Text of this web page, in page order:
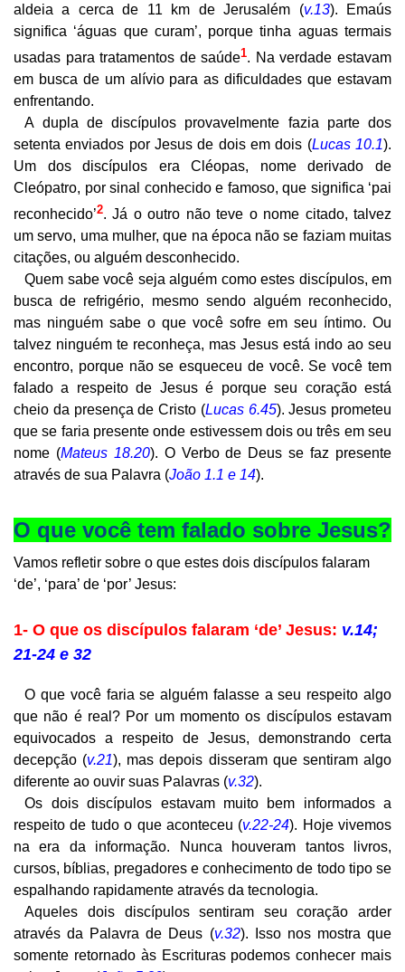
aldeia a cerca de 11 km de Jerusalém (v.13). Emaús
significa ‘águas que curam’, porque tinha aguas termais
usadas para tratamentos de saúde1. Na verdade estavam
em busca de um alívio para as dificuldades que estavam
enfrentando.
A dupla de discípulos provavelmente fazia parte dos
setenta enviados por Jesus de dois em dois (Lucas 10.1).
Um dos discípulos era Cléopas, nome derivado de
Cleópatro, por sinal conhecido e famoso, que significa ‘pai
reconhecido’2. Já o outro não teve o nome citado, talvez
um servo, uma mulher, que na época não se faziam muitas
citações, ou alguém desconhecido.
Quem sabe você seja alguém como estes discípulos, em
busca de refrigério, mesmo sendo alguém reconhecido,
mas ninguém sabe o que você sofre em seu íntimo. Ou
talvez ninguém te reconheça, mas Jesus está indo ao seu
encontro, porque não se esqueceu de você. Se você tem
falado a respeito de Jesus é porque seu coração está
cheio da presença de Cristo (Lucas 6.45). Jesus prometeu
que se faria presente onde estivessem dois ou três em seu
nome (Mateus 18.20). O Verbo de Deus se faz presente
através de sua Palavra (João 1.1 e 14).
O que você tem falado sobre Jesus?
Vamos refletir sobre o que estes dois discípulos falaram
‘de’, ‘para’ de ‘por’ Jesus:
1- O que os discípulos falaram ‘de’ Jesus: v.14;
21-24 e 32
O que você faria se alguém falasse a seu respeito algo
que não é real? Por um momento os discípulos estavam
equivocados a respeito de Jesus, demonstrando certa
decepção (v.21), mas depois disseram que sentiram algo
diferente ao ouvir suas Palavras (v.32).
Os dois discípulos estavam muito bem informados a
respeito de tudo o que aconteceu (v.22-24). Hoje vivemos
na era da informação. Nunca houveram tantos livros,
cursos, bíblias, pregadores e conhecimento de todo tipo se
espalhando rapidamente através da tecnologia.
Aqueles dois discípulos sentiram seu coração arder
através da Palavra de Deus (v.32). Isso nos mostra que
somente retornado às Escrituras podemos conhecer mais